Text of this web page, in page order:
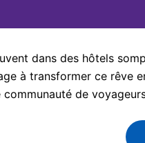
dans des hôtels
à transformer ce rêve
de